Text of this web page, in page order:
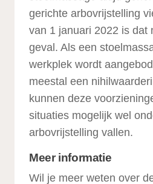
gerichte arbovrijstelling
van 1 januari 2022 is dat
geval. Als een
werkplek wordt
meestal een
kunnen deze
situaties mogelijk wel
arbovrijstelling vallen.
Meer informatie
Wil je meer weten over